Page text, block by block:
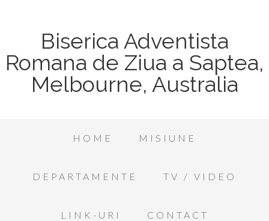
Biserica Adventista
Romana de Ziua a Saptea,
Melbourne, Australia
HOME MISIUNE
DEPARTAMENTE TV / VIDEO
LINK-URI CONTACT